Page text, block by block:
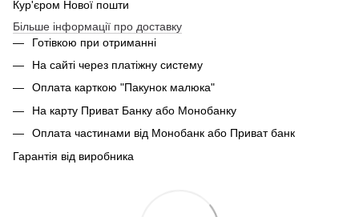
Кур'єром Нової пошти
Більше інформації про доставку
Готівкою при отриманні
На сайті через платіжну систему
Оплата карткою "Пакунок малюка"
На карту Приват Банку або Монобанку
Оплата частинами від Монобанк або Приват банк
Гарантія від виробника